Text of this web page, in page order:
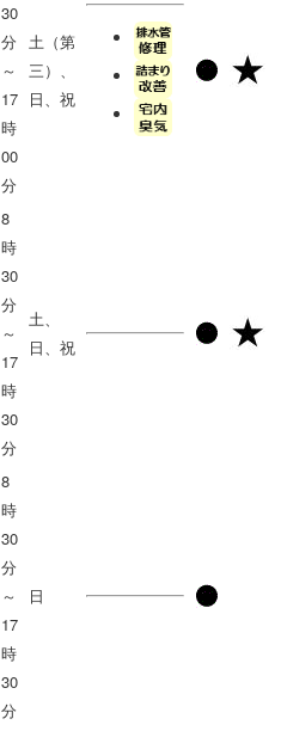
30
分
～
17
時
00
分
土（第
三）、
日、祝
8
時
30
分
～
17
時
30
分
土、
日、祝
8
時
30
分
～
17
時
30
分
日